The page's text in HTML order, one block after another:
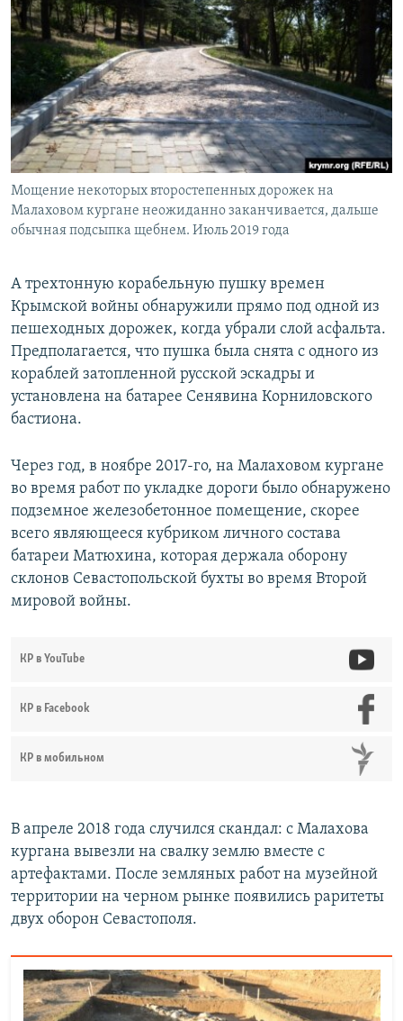
Мощение некоторых второстепенных дорожек на
Малаховом кургане неожиданно заканчивается, дальше
обычная подсыпка щебнем. Июль 2019 года
А трехтонную корабельную пушку времен
Крымской войны обнаружили прямо под одной из
пешеходных дорожек, когда убрали слой асфальта.
Предполагается, что пушка была снята с одного из
кораблей затопленной русской эскадры и
установлена на батарее Сенявина Корниловского
бастиона.
Через год, в ноябре 2017-го, на Малаховом кургане
во время работ по укладке дороги было обнаружено
подземное железобетонное помещение, скорее
всего являющееся кубриком личного состава
батареи Матюхина, которая держала оборону
склонов Севастопольской бухты во время Второй
мировой войны.
КР в YouTube
КР в Facebook
КР в мобильном
В апреле 2018 года случился скандал: с Малахова
кургана вывезли на свалку землю вместе с
артефактами. После земляных работ на музейной
территории на черном рынке появились раритеты
двух оборон Севастополя.